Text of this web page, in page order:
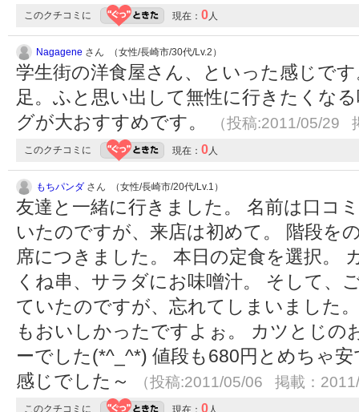
このクチコミに 現在： 0人
Nagagene さん （女性/長崎市/30代/Lv.2）
学生街の洋食屋さん、といった感じで
足。ふと思い出して無性に行きたくな
グが大おすすめです。
（投稿:2011/05/29
このクチコミに 現在： 0人
もちパンダ さん （女性/長崎市/20代/Lv.1）
友達と一緒に行きました。 名前は口コ
いたのですが、来店は初めて。 階段を
席につきました。 本日の定食を選択。
くね串、サラダにお味噌汁。 そして、
ていたのですが、忘れてしまいました
もおいしかったですよぉ。 カツとじの
ーでした(*^_^*) 値段も680円とめちゃ
感じでした～
（投稿:2011/05/06 掲載：
このクチコミに 現在： 0 人